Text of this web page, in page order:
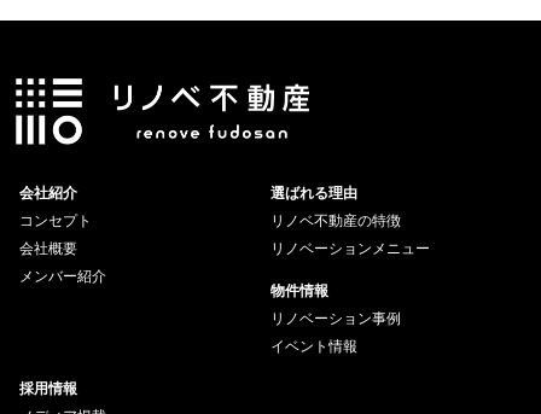
会社紹介
コンセプト
会社概要
メンバー紹介
選ばれる理由
リノベ不動産の特徴
リノベーションメニュー
物件情報
リノベーション事例
イベント情報
採用情報